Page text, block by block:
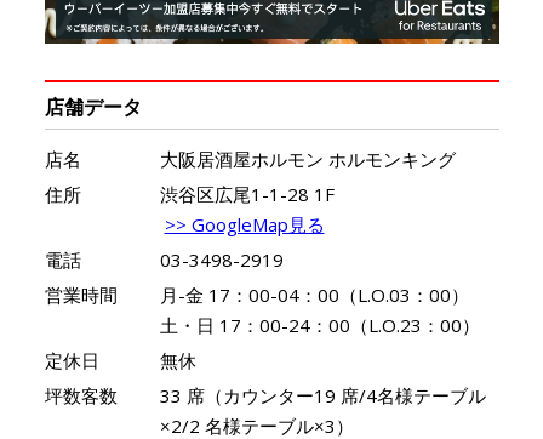
店舗データ
店名
大阪居酒屋ホルモン ホルモンキング
住所
渋谷区広尾1-1-28 1F
>> GoogleMap見る
電話
03-3498-2919
営業時間
月-金 17：00-04：00（L.O.03：00）
土・日 17：00-24：00（L.O.23：00）
定休日
無休
坪数客数
33 席（カウンター19 席/4名様テーブル
×2/2 名様テーブル×3）